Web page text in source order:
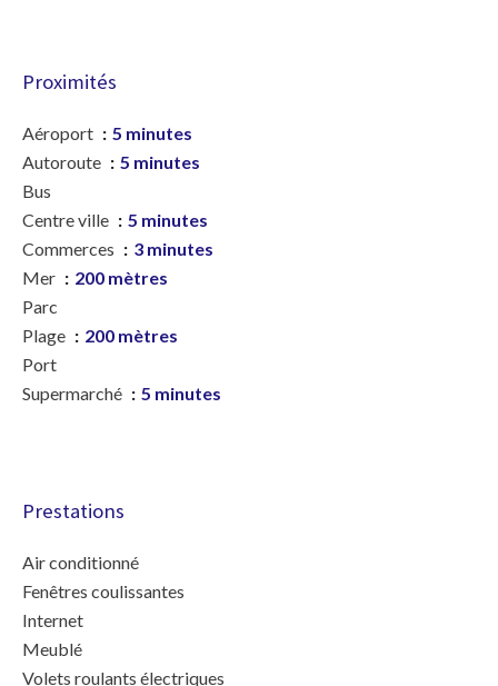
Proximités
Aéroport
5 minutes
Autoroute
5 minutes
Bus
Centre ville
5 minutes
Commerces
3 minutes
Mer
200 mètres
Parc
Plage
200 mètres
Port
Supermarché
5 minutes
Prestations
Air conditionné
Fenêtres coulissantes
Internet
Meublé
Volets roulants électriques